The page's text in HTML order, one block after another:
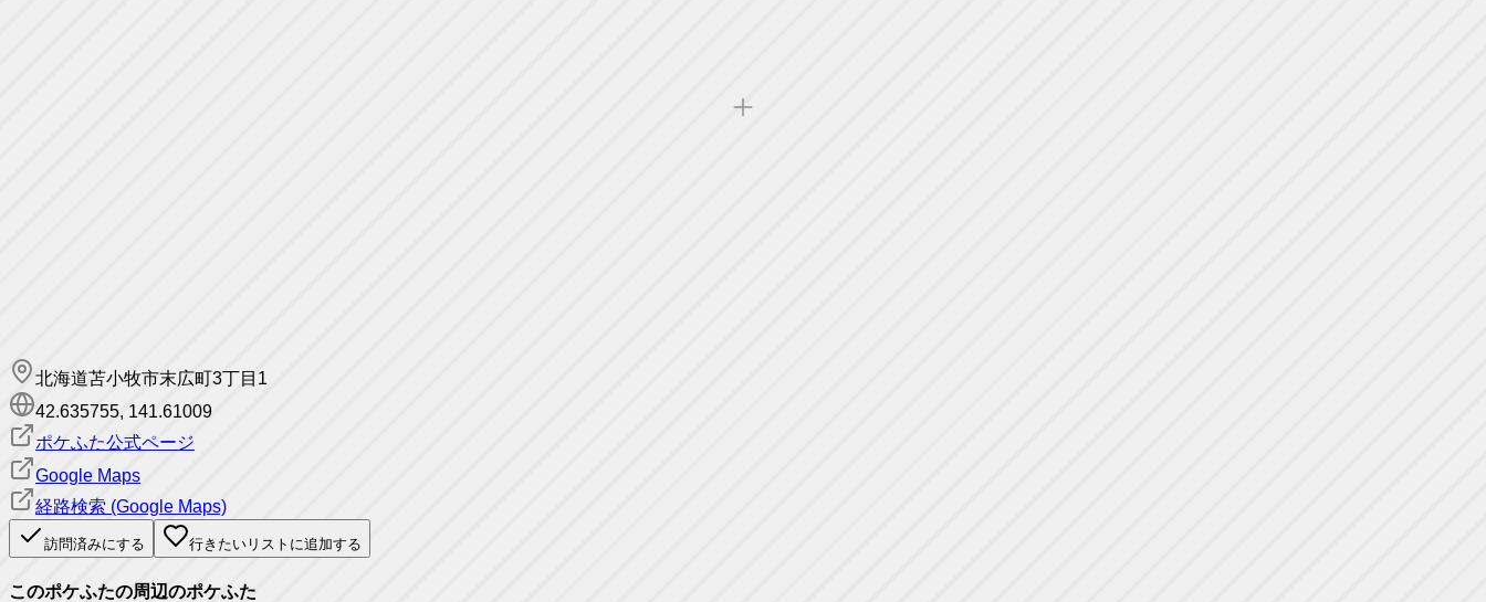
北海道苫小牧市末広町3丁目1
42.635755, 141.61009
ポケふた公式ページ
Google Maps
経路検索 (Google Maps)
訪問済みにする 行きたいリストに追加する
このポケふたの周辺のポケふた